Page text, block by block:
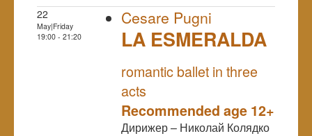
22
May|Friday
19:00 - 21:20
Cesare Pugni
LA ESMERALDA
romantic ballet in three
acts
Recommended age 12+
Дирижер – Николай Колядко